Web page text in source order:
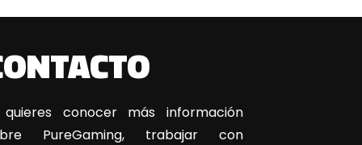
quieres conocer más información
PureGaming, trabajar con